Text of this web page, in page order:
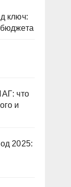
ключ:
что
и
2025: